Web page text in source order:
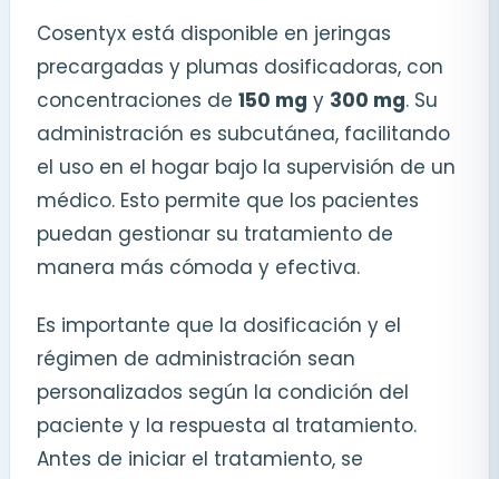
Cosentyx está disponible en jeringas
precargadas y plumas dosificadoras, con
concentraciones de 150 mg y 300 mg. Su
administración es subcutánea, facilitando
el uso en el hogar bajo la supervisión de un
médico. Esto permite que los pacientes
puedan gestionar su tratamiento de
manera más cómoda y efectiva.
Es importante que la dosificación y el
régimen de administración sean
personalizados según la condición del
paciente y la respuesta al tratamiento.
Antes de iniciar el tratamiento, se